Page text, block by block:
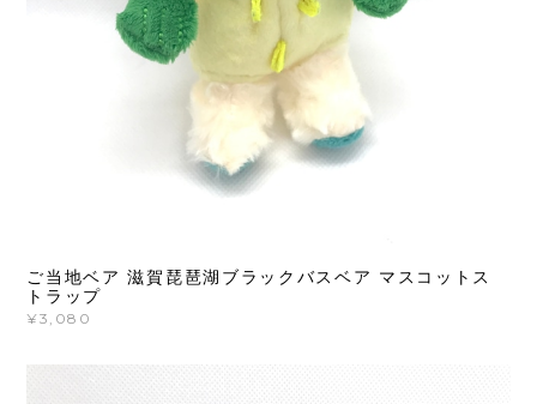
ご当地ベア 滋賀琵琶湖ブラックバスベア マスコットス
トラップ
¥3,080